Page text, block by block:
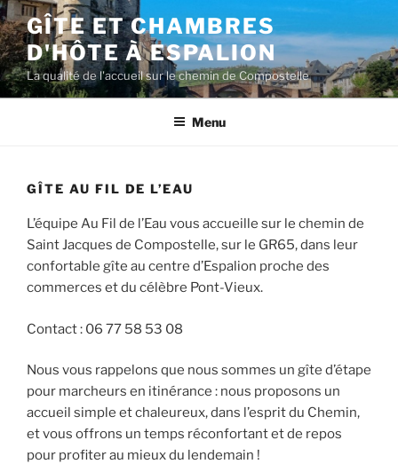
Aller
au
contenu
principal
GÎTE ET CHAMBRES
D'HÔTE À ESPALION
La qualité de l'accueil sur le chemin de Compostelle
Menu
GÎTE AU FIL DE L’EAU
L’équipe Au Fil de l’Eau vous accueille sur le chemin de
Saint Jacques de Compostelle, sur le GR65, dans leur
confortable gîte au centre d’Espalion proche des
commerces et du célèbre Pont-Vieux.
Contact : 06 77 58 53 08
Nous vous rappelons que nous sommes un gîte d’étape
pour marcheurs en itinérance : nous proposons un
accueil simple et chaleureux, dans l’esprit du Chemin,
et vous offrons un temps réconfortant et de repos
pour profiter au mieux du lendemain !